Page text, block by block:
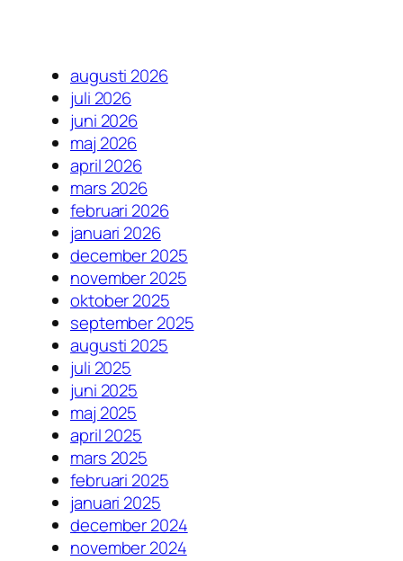
augusti 2026
juli 2026
juni 2026
maj 2026
april 2026
mars 2026
februari 2026
januari 2026
december 2025
november 2025
oktober 2025
september 2025
augusti 2025
juli 2025
juni 2025
maj 2025
april 2025
mars 2025
februari 2025
januari 2025
december 2024
november 2024